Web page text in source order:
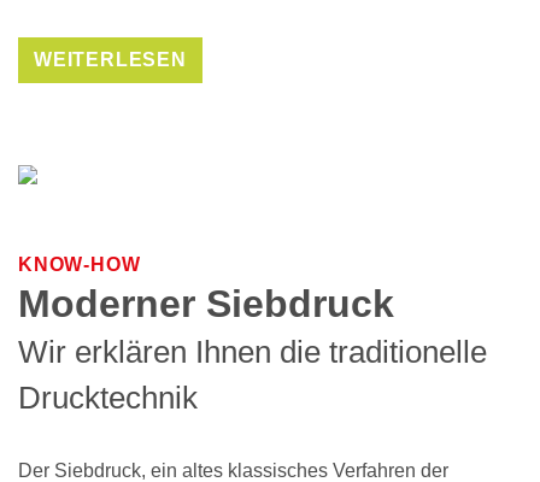
WEITERLESEN
KNOW-HOW
Moderner Siebdruck
Wir erklären Ihnen die traditionelle
Drucktechnik
Der Siebdruck, ein altes klassisches Verfahren der